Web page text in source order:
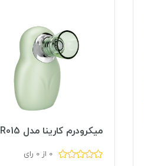
میکرودرم کارینا مدل BR015
0 از 0 رای